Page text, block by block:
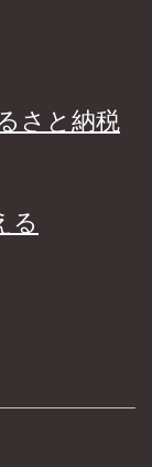
さと納税
る